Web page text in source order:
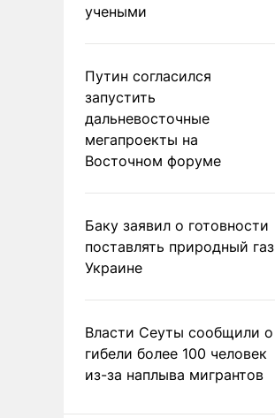
учеными
Путин согласился
запустить
дальневосточные
мегапроекты на
Восточном форуме
Баку заявил о готовности
поставлять природный газ
Украине
Власти Сеуты сообщили о
гибели более 100 человек
из-за наплыва мигрантов